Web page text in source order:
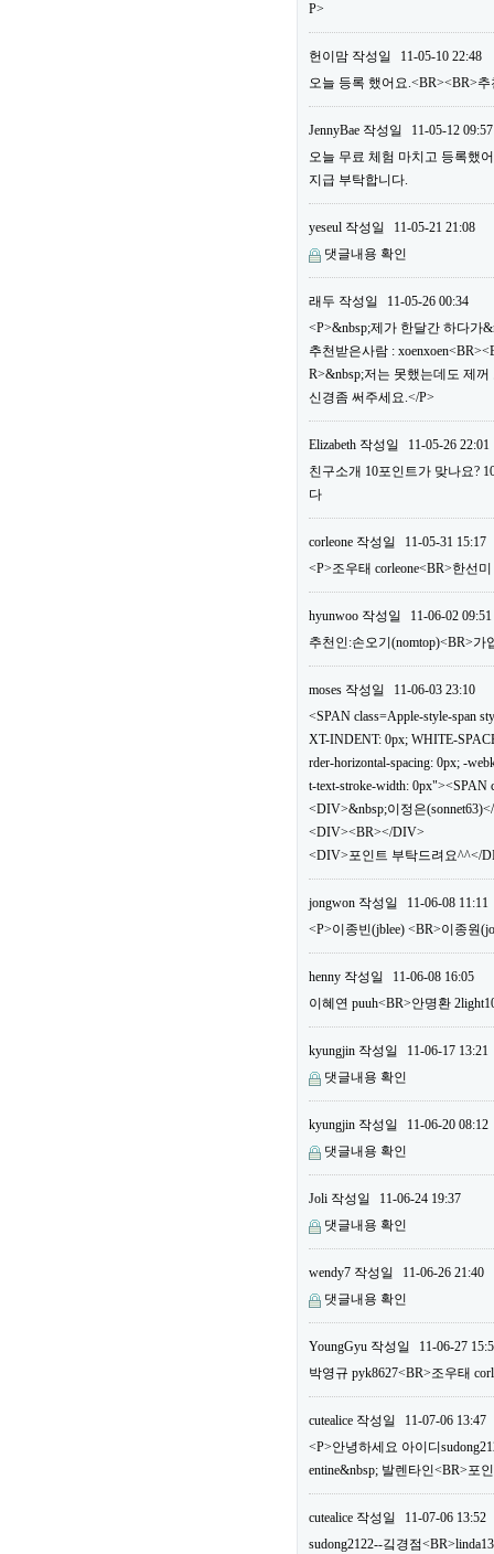
P>
헌이맘 작성일
11-05-10 22:48
오늘 등록 했어요.<BR><BR>
JennyBae 작성일
11-05-12 09:57
오늘 무료 체험 마치고 등록했
지급 부탁합니다.
yeseul 작성일
11-05-21 21:08
댓글내용 확인
래두 작성일
11-05-26 00:34
<P>&nbsp;제가 한달간 하다가
추천받은사람 :
R>&nbsp;저는 못했는데도 제
신경좀 써주세요.</P>
Elizabeth 작성일
11-05-26 22:01
친구소개 10포인트가 맞나요?
다
corleone 작성일
11-05-31 15:17
<P>조우태 corleone<BR>한선
hyunwoo 작성일
11-06-02 09:51
추천인:손오기(nomtop)<BR>
moses 작성일
11-06-03 23:10
<SPAN class=Apple-style-span
XT-INDENT: 0px; WHITE-
rder-horizontal-spacing: 0px; -
t-text-stroke-width: 0px"><SPAN
<DIV>&nbsp;이정은
<DIV><BR></DIV>
<DIV>포인트 부탁드려요^^</
jongwon 작성일
11-06-08 11:11
<P>이종빈(jblee) <BR>이종원
henny 작성일
11-06-08 16:05
이혜연 puuh<BR>안명환
kyungjin 작성일
11-06-17 13:21
댓글내용 확인
kyungjin 작성일
11-06-20 08:12
댓글내용 확인
Joli 작성일
11-06-24 19:37
댓글내용 확인
wendy7 작성일
11-06-26 21:40
댓글내용 확인
YoungGyu 작성일
11-06-27
박영규 pyk8627<BR>조우태
cutealice 작성일
11-07-06 13:47
<P>안녕하세요 아이디
entine&nbsp; 발렌타인<BR>포
cutealice 작성일
11-07-06 13:52
sudong2122--깈경점